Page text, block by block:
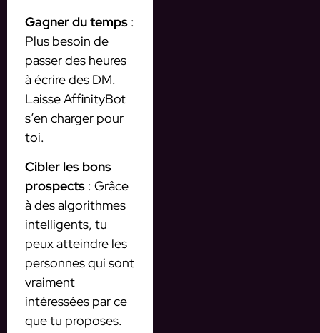
Gagner du temps :
Plus besoin de
passer des heures
à écrire des DM.
Laisse AffinityBot
s’en charger pour
toi.
Cibler les bons
prospects : Grâce
à des algorithmes
intelligents, tu
peux atteindre les
personnes qui sont
vraiment
intéressées par ce
que tu proposes.